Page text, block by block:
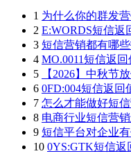
1 为什么你的群发
2 E:WORDS短信返
3 短信营销都有哪些
4 MO.0011短信返
5
【2026】中秋节
6 0FD:004短信返
7 怎么才能做好短
8 电商行业短信营
9 短信平台对企业
10 0YS:GTK短信返